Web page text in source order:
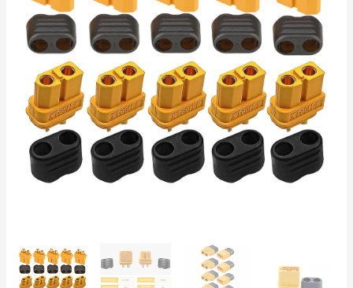
(hane+hona)
60A
guldpläterad
koppar
För
LiPo,
LiFePO₄,
Li-
Ion,
mängd